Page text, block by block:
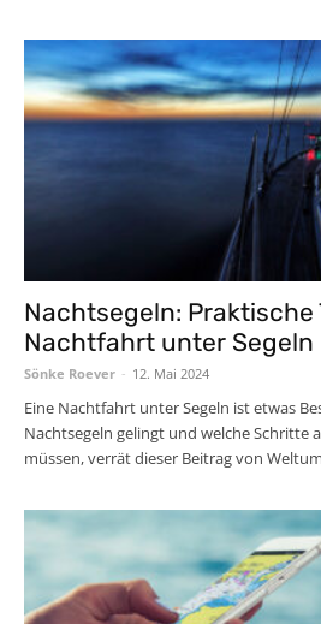
Nachtsegeln: Praktische
Nachtfahrt unter Segeln
Sönke Roever - 12. Mai 2024
Eine Nachtfahrt unter Segeln ist etwas
Nachtsegeln gelingt und welche Schritte
müssen, verrät dieser Beitrag von